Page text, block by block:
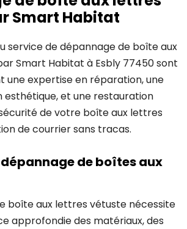
Smart Habitat
service de dépannage de boîte aux
Smart Habitat à Esbly 77450 sont
une expertise en réparation, une
esthétique, et une restauration
de votre boîte aux lettres
de courrier sans tracas.
dépannage de boîtes aux
boîte aux lettres vétuste nécessite
approfondie des matériaux, des